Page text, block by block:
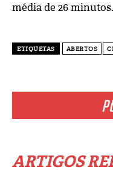
ARTIGOS
média de 26 minutos.
ETIQUETAS ABERTOS